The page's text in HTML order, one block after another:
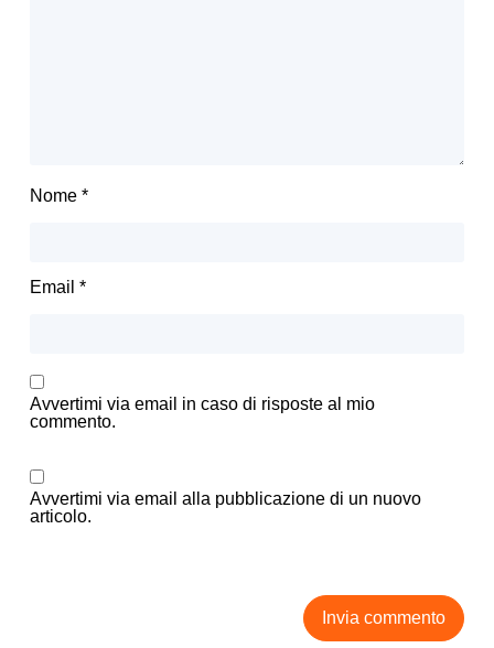
Nome *
Email *
Avvertimi via email in caso di risposte al mio
commento.
Avvertimi via email alla pubblicazione di un nuovo
articolo.